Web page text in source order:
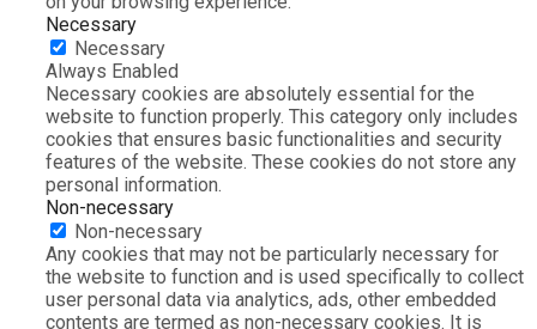
Necessary
Necessary
Always Enabled
Necessary cookies are absolutely essential for the
website to function properly. This category only includes
cookies that ensures basic functionalities and security
features of the website. These cookies do not store any
personal information.
Non-necessary
Non-necessary
Any cookies that may not be particularly necessary for
the website to function and is used specifically to collect
user personal data via analytics, ads, other embedded
contents are termed as non-necessary cookies. It is